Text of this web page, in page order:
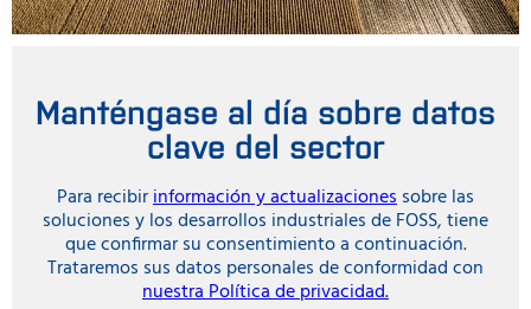
Manténgase al día sobre datos
clave del sector
Para recibirinformación y actualizacionessobre las
soluciones y los desarrollos industriales de FOSS, tiene
que confirmar su consentimiento a continuación.
Trataremos sus datos personales de conformidad con
nuestra Política de privacidad.